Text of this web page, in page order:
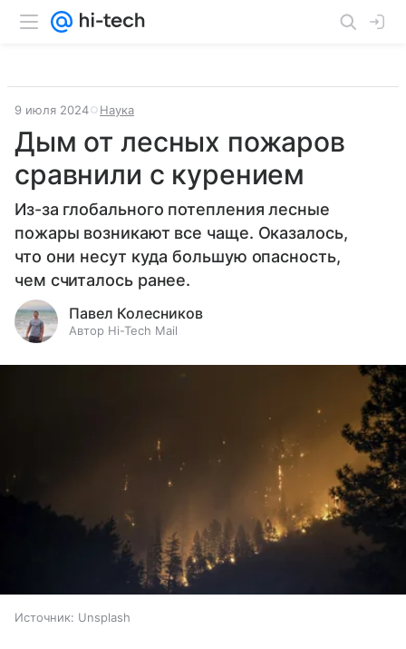
9 июля 2024 Наука
Дым от лесных пожаров
сравнили с курением
Из-за глобального потепления лесные
пожары возникают все чаще. Оказалось,
что они несут куда большую опасность,
чем считалось ранее.
Павел Колесников
Автор Hi-Tech Mail
Источник: Unsplash